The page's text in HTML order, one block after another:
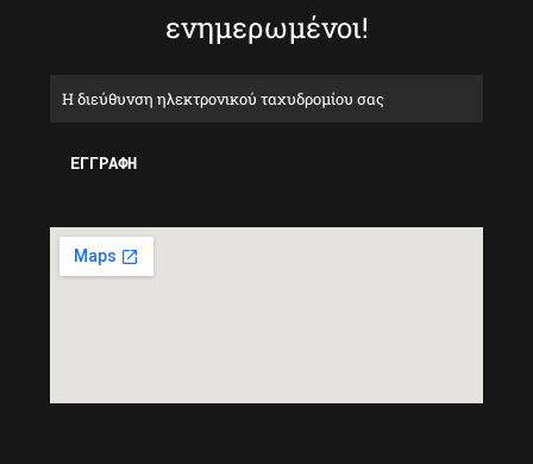
ενημερωμένοι!